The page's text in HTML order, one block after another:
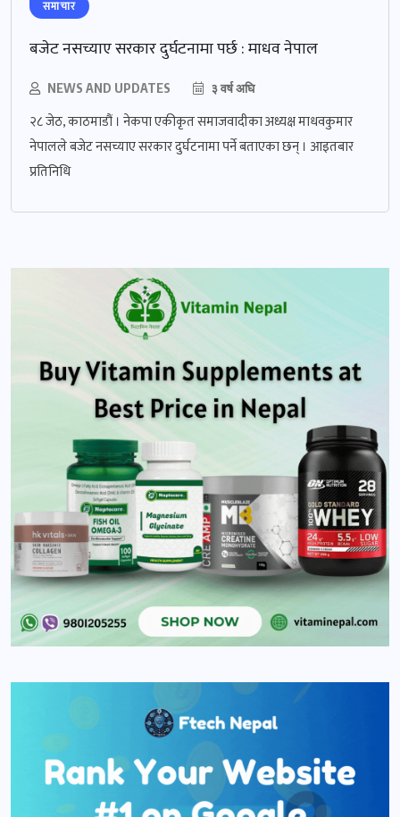
समाचार
बजेट नसच्याए सरकार दुर्घटनामा पर्छ : माधव नेपाल
NEWS AND UPDATES ३ वर्ष अघि
२८ जेठ, काठमाडौं । नेकपा एकीकृत समाजवादीका अध्यक्ष माधवकुमार
नेपालले बजेट नसच्याए सरकार दुर्घटनामा पर्ने बताएका छन् । आइतबार
प्रतिनिधि